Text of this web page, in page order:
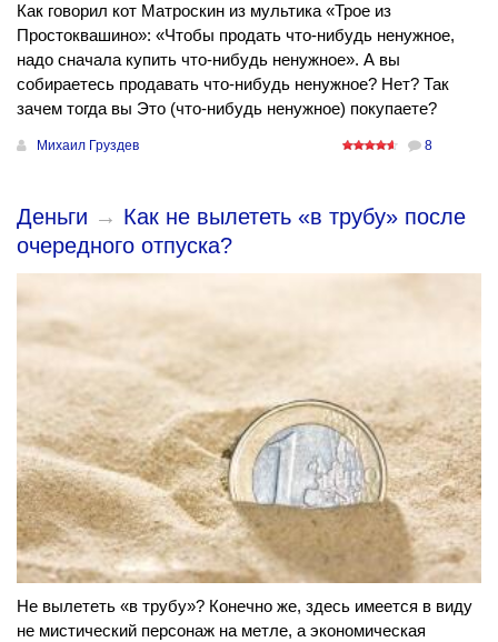
Как говорил кот Матроскин из мультика «Трое из
Простоквашино»: «Чтобы продать что-нибудь ненужное,
надо сначала купить что-нибудь ненужное». А вы
собираетесь продавать что-нибудь ненужное? Нет? Так
зачем тогда вы Это (что-нибудь ненужное) покупаете?
Михаил Груздев 8
Деньги → Как не вылететь «в трубу» после
очередного отпуска?
Не вылететь «в трубу»? Конечно же, здесь имеется в виду
не мистический персонаж на метле, а экономическая